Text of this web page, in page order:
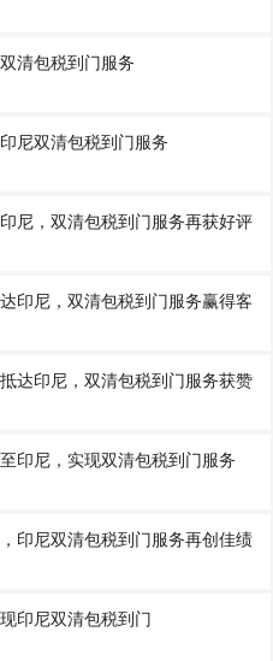
清包税到门服务
尼双清包税到门服务
尼，双清包税到门服务再获好评
印尼，双清包税到门服务赢得客
达印尼，双清包税到门服务获赞
印尼，实现双清包税到门服务
印尼双清包税到门服务再创佳绩
印尼双清包税到门